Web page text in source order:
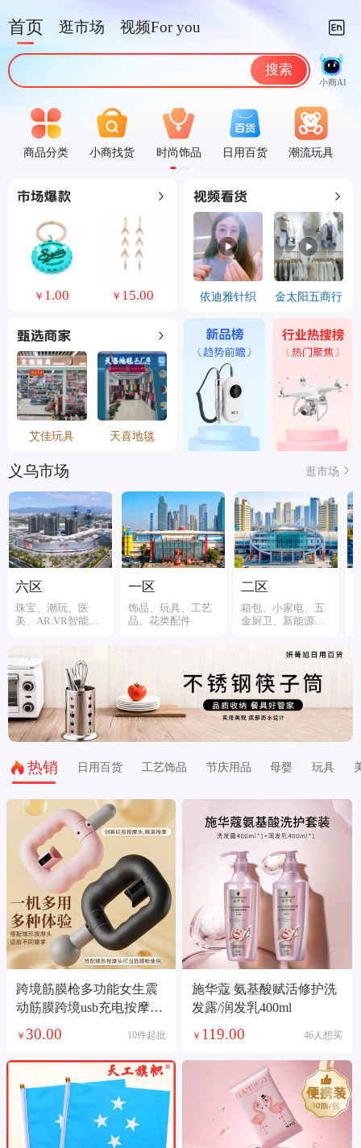
首页 逛市场 视频For you
搜索
小商AI
商品分类 小商找货 时尚饰品 日用百货 潮流玩具
￥1.00 ￥15.00 3.50 9.60
依迪雅针织 金太阳五商行
艾佳玩具 天喜地毯
义乌市场 逛市场
六区
珠宝、潮玩、医
美、AR.VR智能装
一区
饰品、玩具、工艺
品、花类配件
二区
箱包、小家电、五
金厨卫、新能源、
热销 日用百货 工艺饰品 节庆用品 母婴 玩具
跨境筋膜枪多功能女生震
动筋膜跨境usb充电按摩枪
按摩环两用
￥ 30.00 10件起批
施华蔻 氨基酸赋活修护洗
发露/润发乳400ml
￥ 119.00 46人想买